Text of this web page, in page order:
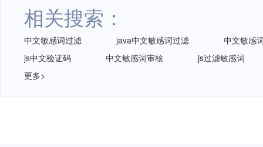
相关搜索：
中文敏感词过滤 java中文敏感词过滤
中文敏感
js中文验证码
中文敏感词审核
js过滤敏感词
更多>